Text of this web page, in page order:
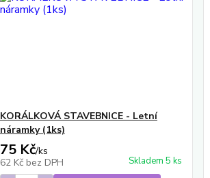
KORÁLKOVÁ STAVEBNICE - Letní
náramky (1ks)
75 Kč/ks
62 Kč bez DPH Skladem 5 ks